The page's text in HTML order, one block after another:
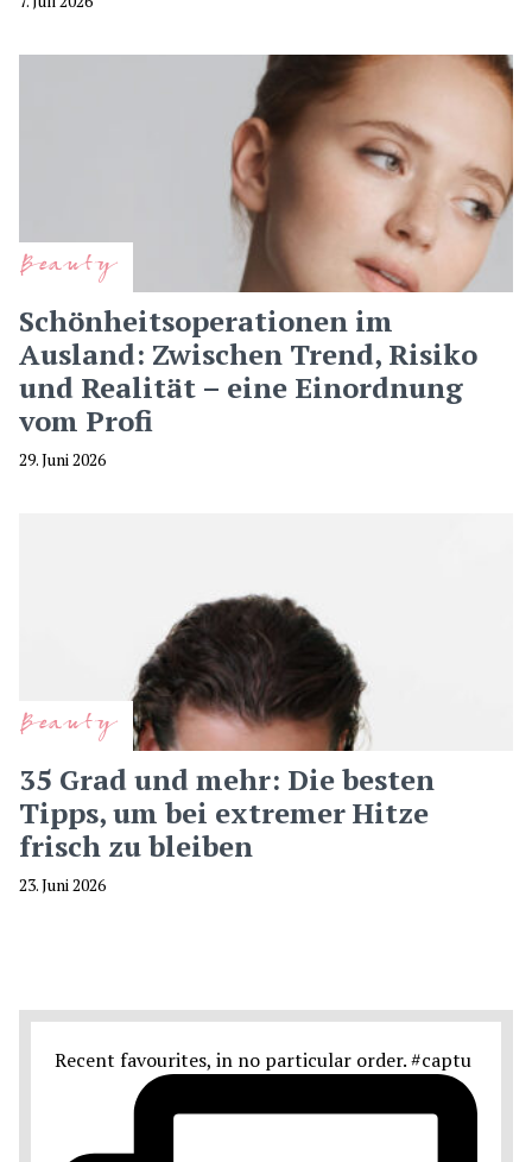
Beauty
Schönheitsoperationen im
Ausland: Zwischen Trend, Risiko
und Realität – eine Einordnung
vom Profi
29. Juni 2026
Beauty
35 Grad und mehr: Die besten
Tipps, um bei extremer Hitze
frisch zu bleiben
23. Juni 2026
Recent favourites, in no particular order. #captu